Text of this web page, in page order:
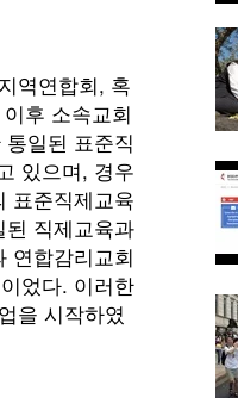
역연합회, 혹
후 소속교회
일된 표준직
있으며, 경우
표준직제교육
직제교육과
연합감리교회
었다. 이러한
을 시작하였